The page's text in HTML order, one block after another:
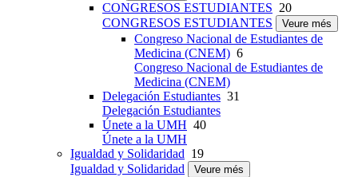
CONGRESOS ESTUDIANTES 20
CONGRESOS ESTUDIANTES
Veure més
Congreso Nacional de Estudiantes de
Medicina (CNEM) 6
Congreso Nacional de Estudiantes de
Medicina (CNEM)
Delegación Estudiantes 31
Delegación Estudiantes
Únete a la UMH 40
Únete a la UMH
Igualdad y Solidaridad 19
Igualdad y Solidaridad
Veure més